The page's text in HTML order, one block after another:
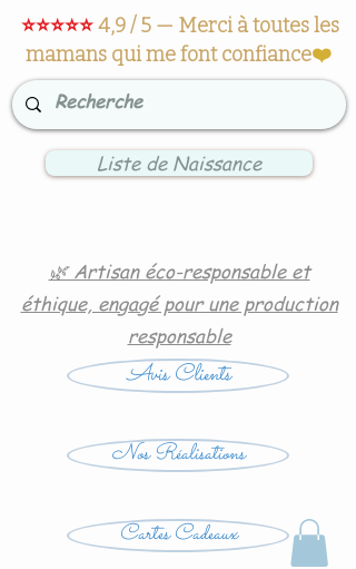
⭐⭐⭐⭐⭐4,9 / 5 — Merci à toutes les
mamans qui me font confiance❤️
Liste de Naissance
🌿 Artisan éco-responsable et
éthique, engagé pour une production
responsable
Avis Clients
Nos Réalisations
Cartes Cadeaux